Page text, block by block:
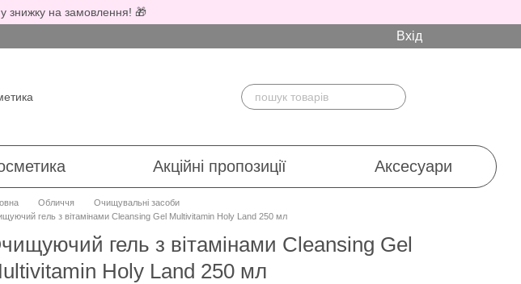
знижку на замовлення! 🎁
Вхід
Акційні пропозиції Аксесуари
Обличчя
Очищувальні засоби
гель з вітамінами Cleansing Gel Multivitamin Holy Land 250 мл
гель з вітамінами Cleansing Gel
Holy Land 250 мл